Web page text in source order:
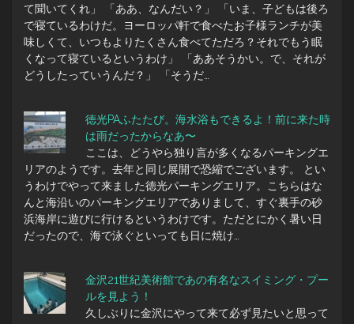
て聞いてくれ」 「ああ、なんだい？」 「いま、子どもは後ろ
で寝ているわけだ。ヨーロッパ軒で食べたお子様ランチが美
味しくて、いつもよりたくさん食べてただろ？それでもう眠
くなって寝ているというわけ」 「ああそうかい。で、それが
どうしたっていうんだ？」 「そうだ…
徳光PAふたたび。海水浴もできるよ！前に来た時
は雨だったからなあ〜
ここは、どうやら独り言が多くなるパーキングエ
リアのようです。去年と同じ展開で恐縮でございます。 とい
うわけでやって来ました徳光パーキングエリア。こちらはな
んと海沿いのパーキングエリアでありまして、すぐ裏手の砂
浜海岸に遊びに行けるというわけです。ただとにかく暑い日
だったので、海で泳ぐといっても日に焼け…
金沢21世紀美術館であの有名なスイミング・プー
ルを見よう！
久しぶりに金沢にやって来て必ず見たいと思って